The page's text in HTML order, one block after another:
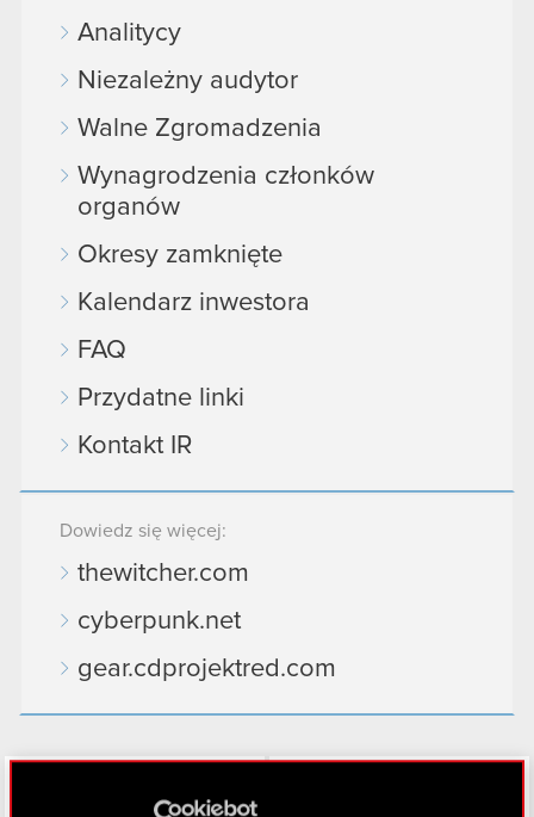
Analitycy
Niezależny audytor
Walne Zgromadzenia
Wynagrodzenia członków
organów
Okresy zamknięte
Kalendarz inwestora
FAQ
Przydatne linki
Kontakt IR
Dowiedz się więcej:
thewitcher.com
cyberpunk.net
gear.cdprojektred.com